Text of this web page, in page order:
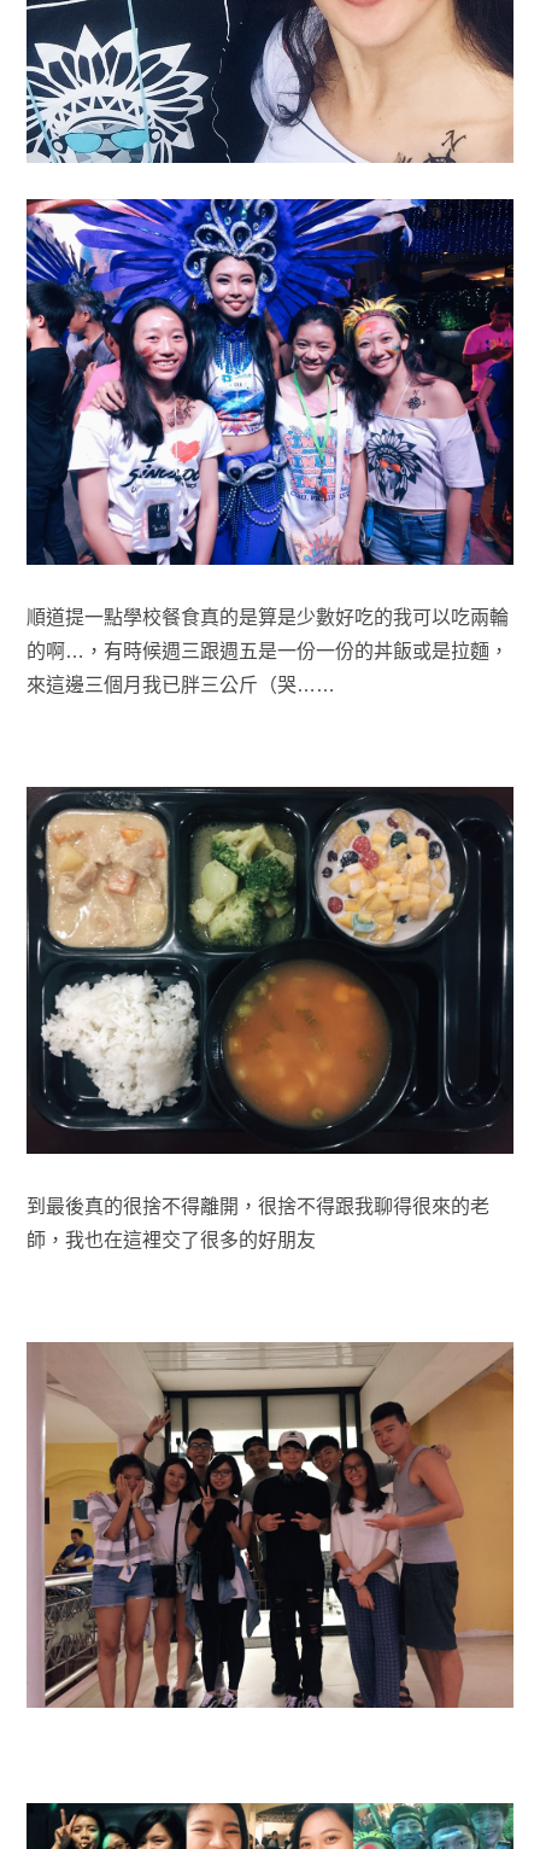
順道提一點學校餐食真的是算是少數好吃的我可以吃兩輪
的啊…，有時候週三跟週五是一份一份的丼飯或是拉麵，
來這邊三個月我已胖三公斤（哭……
到最後真的很捨不得離開，很捨不得跟我聊得很來的老
師，我也在這裡交了很多的好朋友